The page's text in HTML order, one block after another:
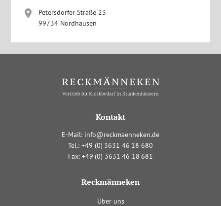
Petersdorfer Straße 23
99734 Nordhausen
Kontakt
E-Mail: info@reckmaenneken.de
Tel.:+49 (0) 3631 46 18 680
Fax: +49 (0) 3631 46 18 681
Reckmänneken
Über uns